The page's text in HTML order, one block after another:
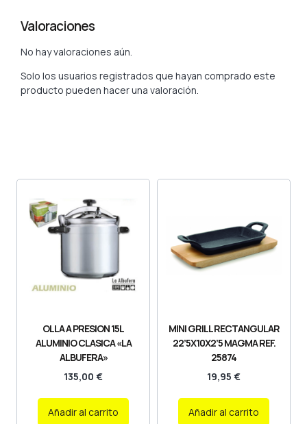
Valoraciones
No hay valoraciones aún.
Solo los usuarios registrados que hayan comprado este
producto pueden hacer una valoración.
OLLA A PRESION 15L
ALUMINIO CLASICA «LA
ALBUFERA»
135,00 €
Añadir al carrito
MINI GRILL RECTANGULAR
22’5X10X2’5 MAGMA REF.
25874
19,95 €
Añadir al carrito